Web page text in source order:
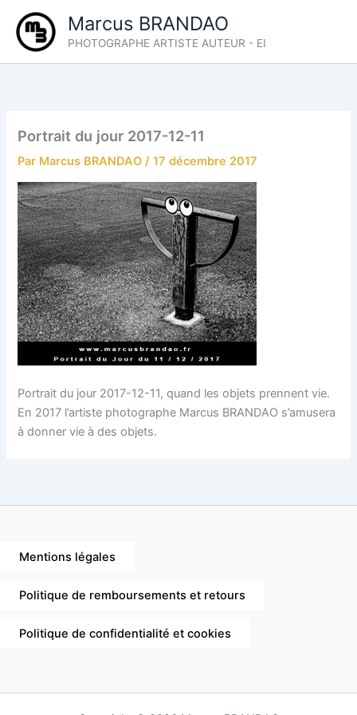
contenu
Marcus BRANDAO
PHOTOGRAPHE ARTISTE AUTEUR - EI
Portrait du jour 2017-12-11
Par Marcus BRANDAO/17 décembre 2017
Portrait du jour 2017-12-11, quand les objets prennent vie.
En 2017 l’artiste photographe Marcus BRANDAO s’amusera
à donner vie à des objets.
Mentions légales
Politique de remboursements et retours
Politique de confidentialité et cookies